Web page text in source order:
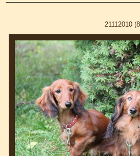
21112010